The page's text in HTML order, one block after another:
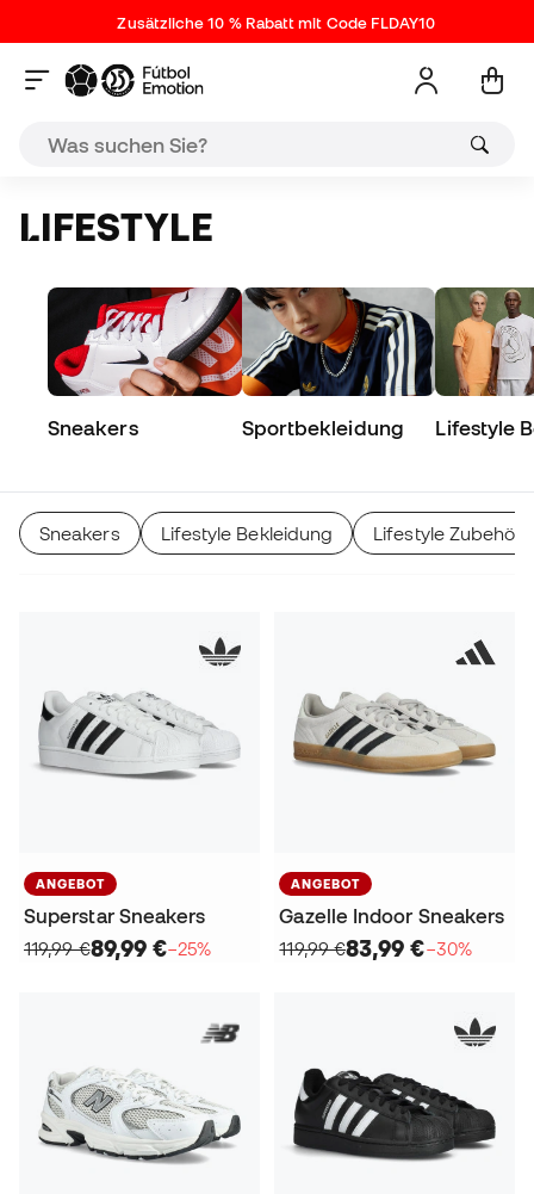
Zusätzliche 10 % Rabatt mit Code FLDAY10
LIFESTYLE
Sneakers Sportbekleidung Lifestyle
Sneakers Lifestyle Bekleidung Lifestyle Zubehör
ANGEBOT
Superstar Sneakers
119,99 €89,99 €−25%
ANGEBOT
Gazelle Indoor Sneakers
119,99 €83,99 €−30%